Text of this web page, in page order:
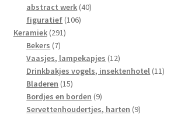
producten
abstract werk 4040
figuratief 106106
Keramiek 291291
Bekers 77
producten
Vaasjes, lampekapjes 1212
producten
Drinkbakjes vogels, insektenhotel 1111
Bladeren 1515
producten
Bordjes en borden 99
producten
Servettenhoudertjes, harten 99